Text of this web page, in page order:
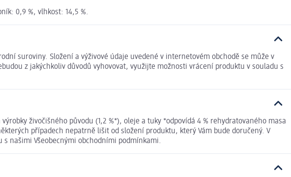
0,9 %, vlhkost: 14,5 %.
suroviny. Složení a výživové údaje uvedené v internetovém obchodě se může v
z jakýchkoliv důvodů vyhovovat, využijte možnosti vrácení produktu v souladu s
živočišného původu (1,2 %*), oleje a tuky *odpovídá 4 % rehydratovaného masa
případech nepatrně lišit od složení produktu, který Vám bude doručený. V
našimi Všeobecnými obchodními podmínkami.